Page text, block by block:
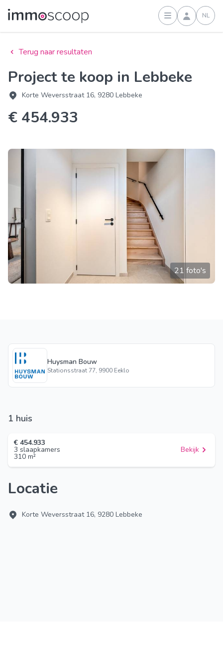
Inloggen
NL
Terug naar resultaten
Project te koop in Lebbeke
Korte Weversstraat 16, 9280 Lebbeke
€ 454.933
21 foto's
Huysman Bouw
Stationsstraat 77, 9900 Eeklo
1 huis
€ 454.933
3 slaapkamers
310 m²
Bekijk
Locatie
Korte Weversstraat 16, 9280 Lebbeke